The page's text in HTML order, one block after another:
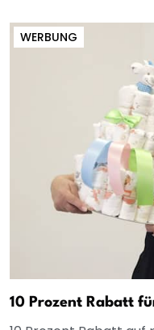
WERBUNG
10 Prozent Rabatt